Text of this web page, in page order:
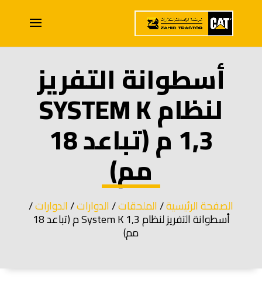
أسطوانة التفريز
لنظام SYSTEM K
1,3 م (تباعد 18
مم)
الصفحة الرئيسية/الملحقات/الدوارات/الدوارات/
أسطوانة التفريز لنظام System K 1,3 م (تباعد 18
مم)